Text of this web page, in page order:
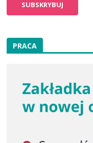
PRACA